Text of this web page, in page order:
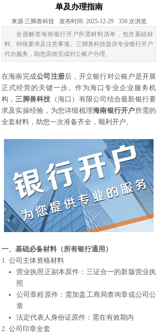
单及办理指南
来源:三脚兽科技 发布时间: 2025-12-29 350 次浏览
全面解答海南银行开户所需材料清单，包含基础材
料、特殊要求及注意事项。三脚兽科技提供专业银行开户
代办服务，助您高效完成对公账户办理。
在海南完成公司注册后，开立银行对公账户是开展
正式经营的关键一步。作为海口专业企业服务机
构，三脚兽科技 （海口）有限公司结合最新银行要
求及实操经验，为您详细梳理海南银行开户所需的
全套材料，助您一次准备齐全，顺利开户。
一、基础必备材料（所有银行通用）
1. 公司主体资格材料
营业执照正副本原件：三证合一的新版营业执
照
公司章程原件：需加盖工商局查询章或公司公
章
法定代表人身份证原件：需在有效期内
2. 公司印章全套